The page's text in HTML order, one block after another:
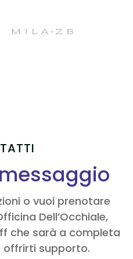
o vuoi prenotare
Dell’Occhiale,
che sarà a completa
offrirti supporto.